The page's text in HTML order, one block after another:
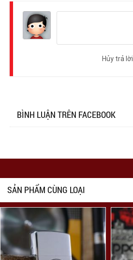
Hủy trả lời
BÌNH LUẬN TRÊN FACEBOOK
SẢN PHẨM CÙNG LOẠI